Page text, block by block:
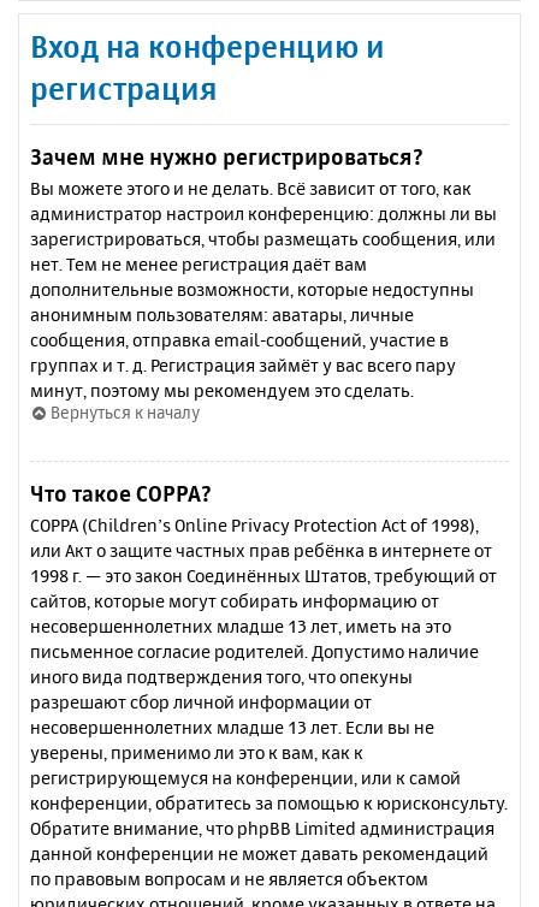
Вход на конференцию и
регистрация
Зачем мне нужно регистрироваться?
Вы можете этого и не делать. Всё зависит от того, как
администратор настроил конференцию: должны ли вы
зарегистрироваться, чтобы размещать сообщения, или
нет. Тем не менее регистрация даёт вам
дополнительные возможности, которые недоступны
анонимным пользователям: аватары, личные
сообщения, отправка email-сообщений, участие в
группах и т. д. Регистрация займёт у вас всего пару
минут, поэтому мы рекомендуем это сделать.
Вернуться к началу
Что такое COPPA?
COPPA (Children’s Online Privacy Protection Act of 1998),
или Акт о защите частных прав ребёнка в интернете от
1998 г. — это закон Соединённых Штатов, требующий от
сайтов, которые могут собирать информацию от
несовершеннолетних младше 13 лет, иметь на это
письменное согласие родителей. Допустимо наличие
иного вида подтверждения того, что опекуны
разрешают сбор личной информации от
несовершеннолетних младше 13 лет. Если вы не
уверены, применимо ли это к вам, как к
регистрирующемуся на конференции, или к самой
конференции, обратитесь за помощью к юрисконсульту.
Обратите внимание, что phpBB Limited администрация
данной конференции не может давать рекомендаций
по правовым вопросам и не является объектом